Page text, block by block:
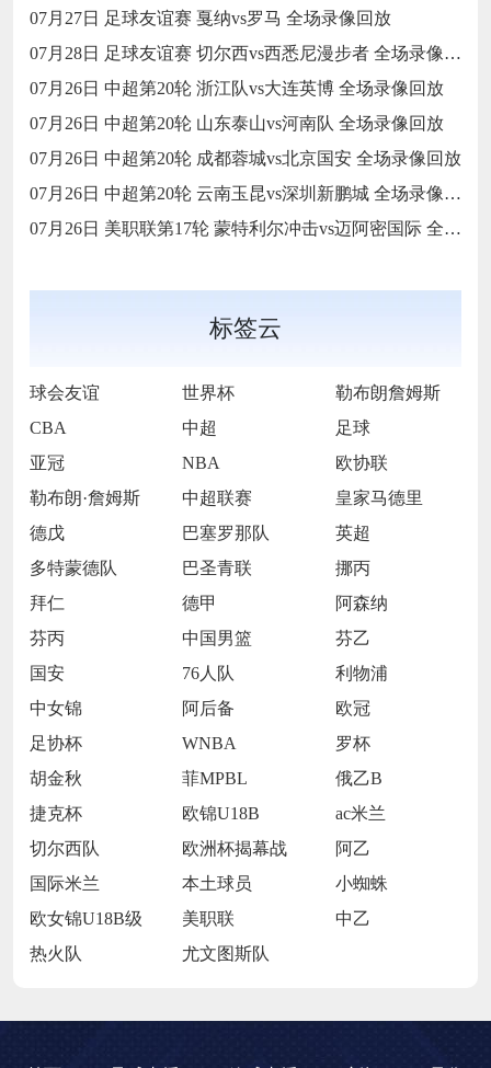
07月27日 足球友谊赛 戛纳vs罗马 全场录像回放
07月28日 足球友谊赛 切尔西vs西悉尼漫步者 全场录像回放
07月26日 中超第20轮 浙江队vs大连英博 全场录像回放
07月26日 中超第20轮 山东泰山vs河南队 全场录像回放
07月26日 中超第20轮 成都蓉城vs北京国安 全场录像回放
07月26日 中超第20轮 云南玉昆vs深圳新鹏城 全场录像回放
07月26日 美职联第17轮 蒙特利尔冲击vs迈阿密国际 全场录像回放
标签云
球会友谊 世界杯
勒布朗詹姆斯
CBA
中超
足球
亚冠
NBA
欧协联
勒布朗·詹姆斯
中超联赛
皇家马德里
德戊
巴塞罗那队
英超
多特蒙德队
巴圣青联
挪丙
拜仁
德甲
阿森纳
芬丙
中国男篮
芬乙
国安
76人队
利物浦
中女锦
阿后备
欧冠
足协杯
WNBA
罗杯
胡金秋
菲MPBL
俄乙B
捷克杯
欧锦U18B
ac米兰
切尔西队
欧洲杯揭幕战
阿乙
国际米兰
本土球员
小蜘蛛
欧女锦U18B级
美职联
中乙
热火队
尤文图斯队